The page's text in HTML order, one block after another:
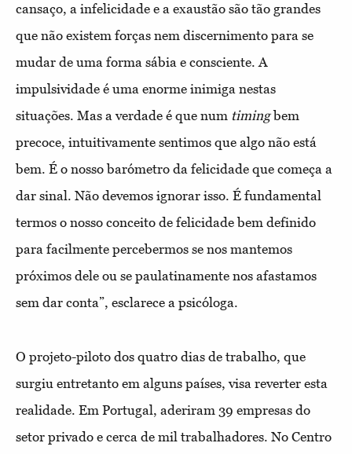
cansaço, a infelicidade e a exaustão são tão grandes
que não existem forças nem discernimento para se
mudar de uma forma sábia e consciente. A
impulsividade é uma enorme inimiga nestas
situações. Mas a verdade é que num timingbem
precoce, intuitivamente sentimos que algo não está
bem. É o nosso barómetro da felicidade que começa a
dar sinal. Não devemos ignorar isso. É fundamental
termos o nosso conceito de felicidade bem definido
para facilmente percebermos se nos mantemos
próximos dele ou se paulatinamente nos afastamos
sem dar conta”, esclarece a psicóloga.
O projeto-piloto dos quatro dias de trabalho, que
surgiu entretanto em alguns países, visa reverter esta
realidade. Em Portugal, aderiram 39 empresas do
setor privado e cerca de mil trabalhadores. No Centro